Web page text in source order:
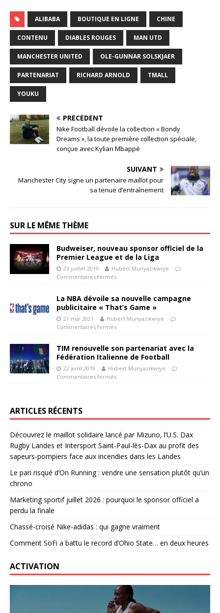
ALIBABA BOUTIQUE EN LIGNE CHINE
CONTENU DIABLES ROUGES MAN UTD
MANCHESTER UNITED OLE-GUNNAR SOLSKJAER
PARTENARIAT RICHARD ARNOLD TMALL
YOUKU
PRÉCÉDENT
Nike Football dévoile la collection « Bondy
Dreams », la toute première collection spéciale,
conçue avec Kylian Mbappé
SUIVANT
Manchester City signe un partenaire maillot pour
sa tenue d’entraînement
SUR LE MÊME THÈME
Budweiser, nouveau sponsor officiel de la
Premier League et de la Liga
23 juillet 2019
Hubert Munyazikwiye
Commentaires fermés
La NBA dévoile sa nouvelle campagne
publicitaire « That’s Game »
21 mai 2021
Hubert Munyazikwiye
Commentaires fermés
TIM renouvelle son partenariat avec la
Fédération Italienne de Football
22 avril 2019
Hubert Munyazikwiye
Commentaires fermés
ARTICLES RÉCENTS
Découvrez le maillot solidaire lancé par Mizuno, l’U.S. Dax
Rugby Landes et Intersport Saint-Paul-lès-Dax au profit des
sapeurs-pompiers face aux incendies dans les Landes
Le pari risqué d’On Running : vendre une sensation plutôt qu’un
chrono
Marketing sportif juillet 2026 : pourquoi le sponsor officiel a
perdu la finale
Chassé-croisé Nike-adidas : qui gagne vraiment
Comment SoFi a battu le record d’Ohio State… en deux heures
ACTIVATION